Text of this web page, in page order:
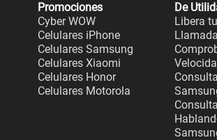
Promociones
Cyber WOW
Celulares iPhone
Celulares Samsung
Celulares Xiaomi
Celulares Honor
Celulares Motorola
De
Libera